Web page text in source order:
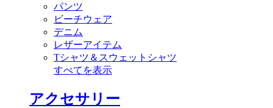
パンツ
ビーチウェア
デニム
レザーアイテム
Tシャツ＆スウェットシャツ
すべてを表示
アクセサリー